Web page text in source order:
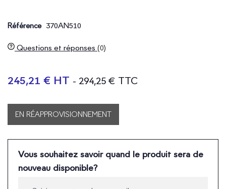
Référence 370AN510
Questions et réponses (0)
245,21 € HT - 294,25 € TTC
EN RÉAPPROVISIONNEMENT
Vous souhaitez savoir quand le produit sera de
nouveau disponible?